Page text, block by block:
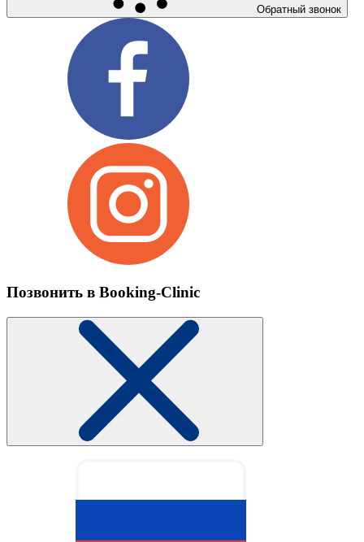
Обратный звонок
Позвонить в Booking-Clinic